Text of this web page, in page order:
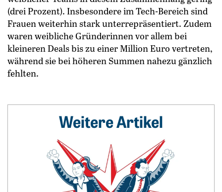
(drei Prozent). Insbesondere im Tech-Bereich sind
Frauen weiterhin stark unterrepräsentiert. Zudem
waren weibliche Gründerinnen vor allem bei
kleineren Deals bis zu einer Million Euro vertreten,
während sie bei höheren Summen nahezu gänzlich
fehlten.
Weitere Artikel
Weiterlesen: Wer wird Österreichs Jungunternehmer:in